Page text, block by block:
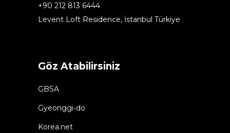
+90 212 813 6444
Levent Loft Residence, İstanbul Türkiye
Göz Atabilirsiniz
GBSA
Gyeonggi-do
Korea.net